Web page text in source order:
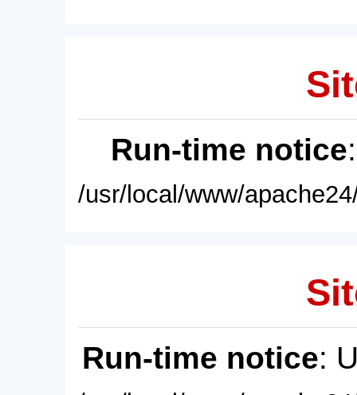
Run-time notice
/usr/local/www/
Run-time notice: